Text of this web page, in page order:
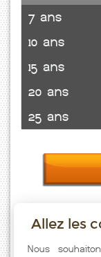
7 ans
10 ans
15 ans
20 ans
25 ans
Taux emprunt
Immobilier
Allez les
Nous